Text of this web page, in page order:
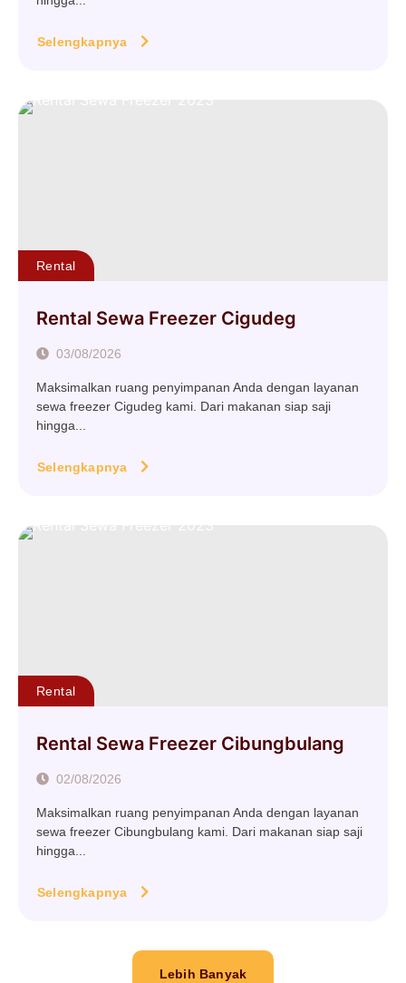
Selengkapnya
Rental
Rental Sewa Freezer Cigudeg
03/08/2026
Maksimalkan ruang penyimpanan Anda dengan layanan
sewa freezer Cigudeg kami. Dari makanan siap saji
hingga...
Selengkapnya
Rental
Rental Sewa Freezer Cibungbulang
02/08/2026
Maksimalkan ruang penyimpanan Anda dengan layanan
sewa freezer Cibungbulang kami. Dari makanan siap saji
hingga...
Selengkapnya
Lebih Banyak